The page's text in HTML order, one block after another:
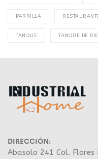
PARRILLA
TANQUE TANQUE DE
DIRECCIÓN:
Abasolo 241 Col. Flores